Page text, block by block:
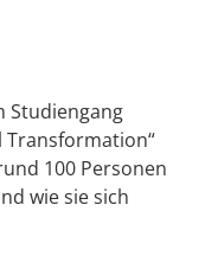
Studiengang
Transformation“
100 Personen
wie sie sich